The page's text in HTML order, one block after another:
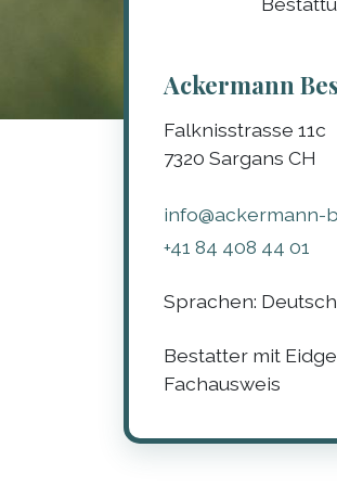
Ackermann
Falknisstrasse 11c
7320 Sargans CH
info@ackermann-
+41 84 408 44 01
Sprachen: Deutsch
Bestatter mit
Fachausweis